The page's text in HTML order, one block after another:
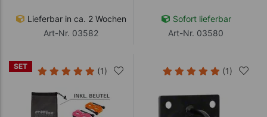
Lieferbar in ca. 2 Wochen
Art-Nr. 03582
Sofort lieferbar
Art-Nr. 03580
SET (1) (1)